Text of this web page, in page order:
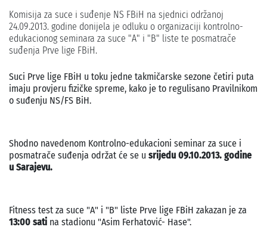
Komisija za suce i suđenje NS FBiH na sjednici održanoj
24.09.2013. godine donijela je odluku o organizaciji kontrolno-
edukacionog seminara za suce "A" i "B" liste te posmatrače
suđenja Prve lige FBiH.
Suci Prve lige FBiH u toku jedne takmičarske sezone četiri puta
imaju provjeru fizičke spreme, kako je to regulisano Pravilnikom
o suđenju NS/FS BiH.
Shodno navedenom Kontrolno-edukacioni seminar za suce i
posmatrače suđenja održat će se u srijedu 09.10.2013. godine
u Sarajevu.
Fitness test za suce "A" i "B" liste Prve lige FBiH zakazan je za
13:00 sati na stadionu "Asim Ferhatović- Hase".